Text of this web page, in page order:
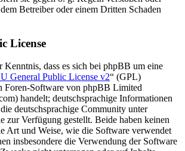
Betreiber oder einem Dritten Schaden
License
Kenntnis, dass es sich bei phpBB um eine
General Public License v2“ (GPL)
Foren-Software von phpBB Limited
handelt; deutschsprachige Informationen
deutschsprachige Community unter
zur Verfügung gestellt. Beide haben keinen
Art und Weise, wie die Software verwendet
insbesondere die Verwendung der Software